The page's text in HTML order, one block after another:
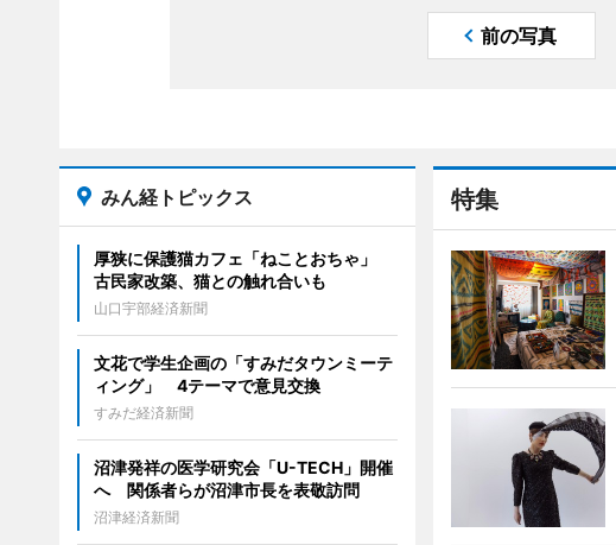
前の写真
特集
みん経トピックス
厚狭に保護猫カフェ「ねことおちゃ」
古民家改築、猫との触れ合いも
山口宇部経済新聞
文花で学生企画の「すみだタウンミーテ
ィング」 4テーマで意見交換
すみだ経済新聞
沼津発祥の医学研究会「U-TECH」開催
へ 関係者らが沼津市長を表敬訪問
沼津経済新聞